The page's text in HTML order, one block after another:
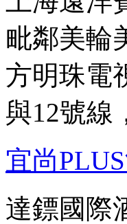
毗鄰美輪
方明珠電
與12號線
宜尚
達鏢國際